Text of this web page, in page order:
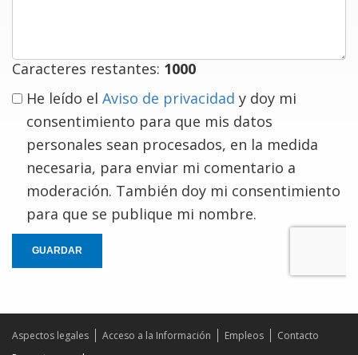
Caracteres restantes: 1000
He leído el Aviso de privacidad y doy mi
consentimiento para que mis datos
personales sean procesados, en la medida
necesaria, para enviar mi comentario a
moderación. También doy mi consentimiento
para que se publique mi nombre.
GUARDAR
Aspectos legales Acceso a la Información Empleos
Contacto